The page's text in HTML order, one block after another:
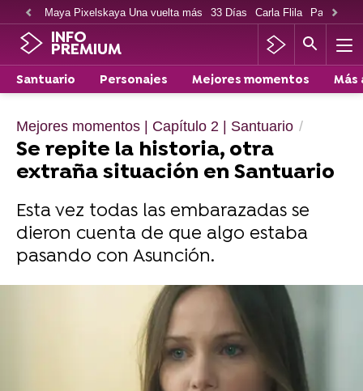
Maya Pixelskaya Una vuelta más 33 Días Carla Flila Paco
INFO
PREMIUM
Santuario Personajes Mejores momentos Más
Mejores momentos | Capítulo 2 | Santuario
Se repite la historia, otra
extraña situación en Santuario
Esta vez todas las embarazadas se
dieron cuenta de que algo estaba
pasando con Asunción.
Ya está disponible el segundo capítulo de
Santuario en atresplayer